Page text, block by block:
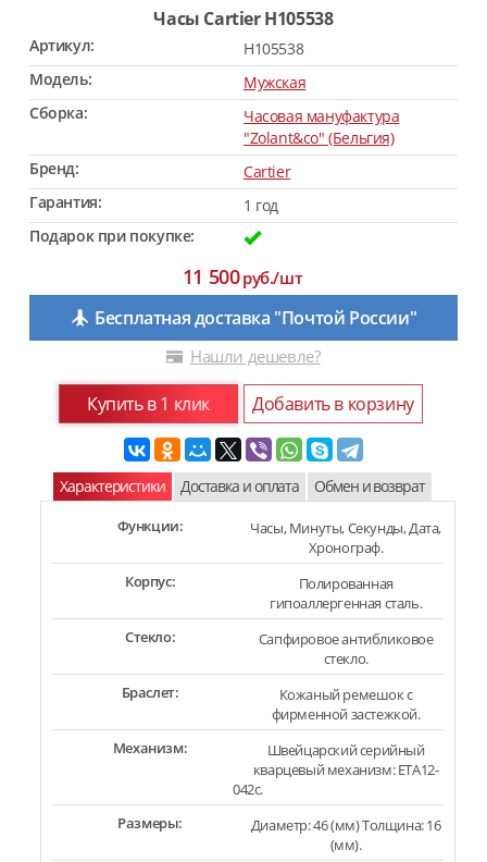
Часы Cartier H105538
Артикул:
H105538
Модель:
Мужская
Сборка:
Часовая мануфактура
"Zolant&co" (Бельгия)
Бренд:
Cartier
Гарантия:
1 год
Подарок при покупке:
11 500руб./шт
Бесплатная доставка "Почтой России"
Нашли дешевле?
Купить в 1 клик Добавить в корзину
Характеристики Доставка и оплата Обмен и возврат
Функции:
Часы, Минуты, Секунды, Дата,
Хронограф.
Корпус:
Полированная
гипоаллергенная сталь.
Стекло:
Сапфировое антибликовое
стекло.
Браслет:
Кожаный ремешок с
фирменной застежкой.
Механизм:
Швейцарский серийный
кварцевый механизм: ETA12-
042c.
Размеры:
Диаметр: 46 (мм) Толщина: 16
(мм).